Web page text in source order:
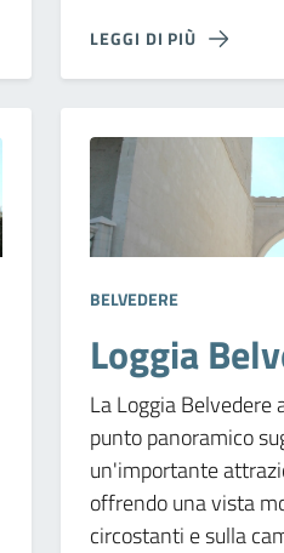
LEGGI DI PIÙ
BELVEDERE
Loggia
La Loggia Belvedere
punto panoramico
un'importante
offrendo una vista
circostanti e sulla